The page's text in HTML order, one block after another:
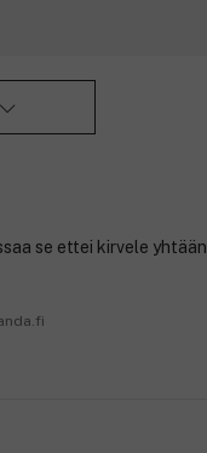
se ettei kirvele yhtään